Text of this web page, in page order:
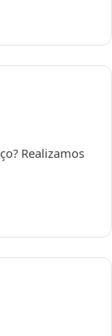
Realizamos